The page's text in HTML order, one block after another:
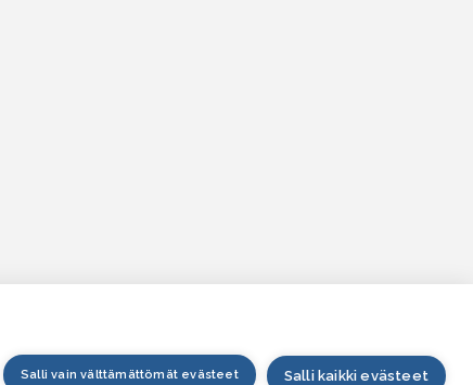
Salli vain välttämättömät evästeet Salli kaikki evästeet